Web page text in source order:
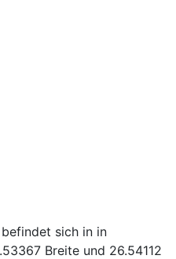
befindet sich in in
Breite und 26.54112